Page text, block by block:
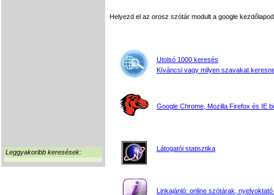
Leggyakoribb keresések:
Helyezd el az orosz szótár modult a google
Utolsó 1000 keresés
Kíváncsi vagy milyen szavakat
Google Chrome, Mozilla Firefox és IE
Látogatói statisztika
Linkajánló: online szótárak, nyelvoktató